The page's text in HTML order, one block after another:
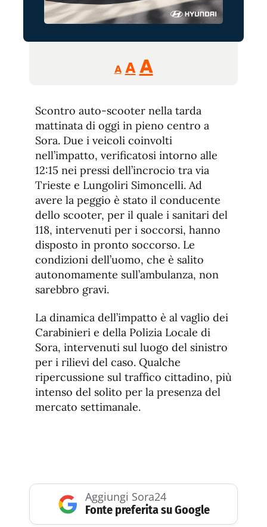
A
Reducir
tamaño
A Restablecer
fuente
AAumentar
de
fuente.
Scontro auto-scooter nella tarda
mattinata di oggi in pieno centro a
Sora. Due i veicoli coinvolti
nell’impatto, verificatosi intorno alle
12:15 nei pressi dell’incrocio tra via
Trieste e Lungoliri Simoncelli. Ad
avere la peggio è stato il conducente
dello scooter, per il quale i sanitari del
118, intervenuti per i soccorsi, hanno
disposto in pronto soccorso. Le
condizioni dell’uomo, che è salito
autonomamente sull’ambulanza, non
sarebbro gravi.
La dinamica dell’impatto è al vaglio dei
Carabinieri e della Polizia Locale di
Sora, intervenuti sul luogo del sinistro
per i rilievi del caso. Qualche
ripercussione sul traffico cittadino, più
intenso del solito per la presenza del
mercato settimanale.
Aggiungi Sora24
Fonte preferita su Google